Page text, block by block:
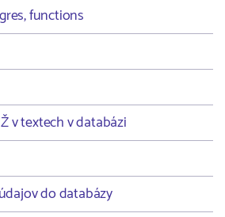
functions
v textech v databázi
do databázy